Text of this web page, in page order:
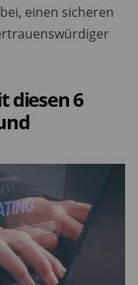
einen sicheren
diesen 6